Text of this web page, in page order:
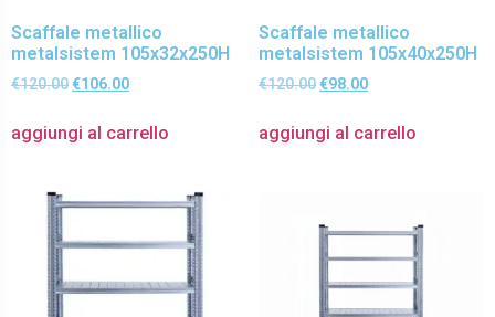
Scaffale metallico
metalsistem 105x32x250H
€120.00 €106.00
aggiungi al carrello
Scaffale metallico
metalsistem 105x40x250H
€120.00 €98.00
aggiungi al carrello